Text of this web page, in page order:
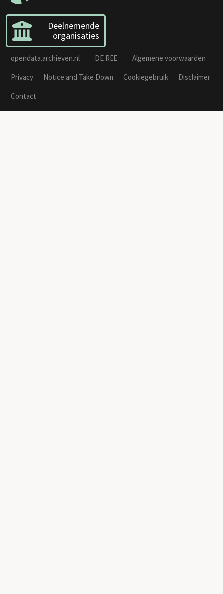
Deelnemende
organisaties
opendata.archieven.nl DE REE
Algemene voorwaarden
Privacy
Notice and Take Down Cookiegebruik
Disclaimer
Contact